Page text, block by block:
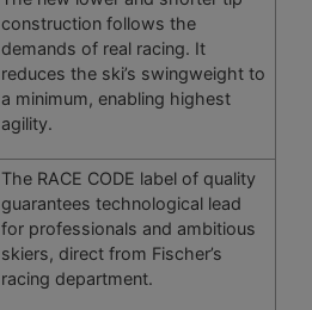
construction follows the
demands of real racing. It
reduces the ski’s swingweight to
a minimum, enabling highest
agility.
The RACE CODE label of quality
guarantees technological lead
for professionals and ambitious
skiers, direct from Fischer’s
racing department.